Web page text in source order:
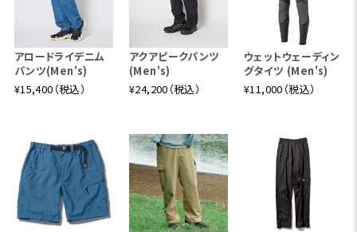
アロードライデニム
パンツ(Men's)
¥15,400（税込）
アクアピークパンツ
(Men's)
¥24,200（税込）
ウェットウェーディン
グタイツ (Men's)
¥11,000（税込）